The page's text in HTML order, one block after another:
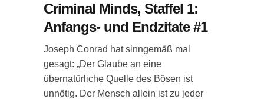
Criminal Minds, Staffel 1:
Anfangs- und Endzitate #1
Joseph Conrad hat sinngemäß mal
gesagt: „Der Glaube an eine
übernatürliche Quelle des Bösen ist
unnötig. Der Mensch allein ist zu jeder